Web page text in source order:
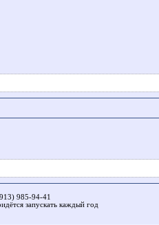
985-94-41
запускать каждый год